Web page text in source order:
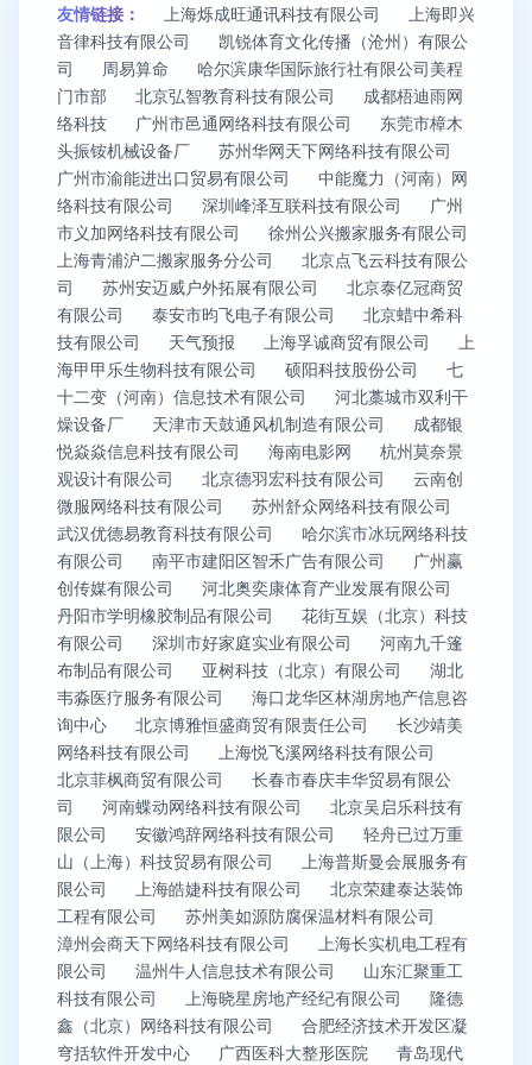
友情链接： 上海烁成旺通讯科技有限公司
上海即兴
音律科技有限公司
凯锐体育文化传播（沧州）有限公
司
周易算命
哈尔滨康华国际旅行社有限公司美程
门市部
北京弘智教育科技有限公司
成都梧迪雨网
络科技
广州市邑通网络科技有限公司
东莞市樟木
头振铵机械设备厂
苏州华网天下网络科技有限公司
广州市渝能进出口贸易有限公司
中能魔力（河南）网
络科技有限公司
深圳峰泽互联科技有限公司
广州
市义加网络科技有限公司
徐州公兴搬家服务有限公司
上海青浦沪二搬家服务分公司
北京点飞云科技有限公
司
苏州安迈威户外拓展有限公司
北京泰亿冠商贸
有限公司
泰安市昀飞电子有限公司
北京蜡中希科
技有限公司
天气预报 上海孚诚商贸有限公司
上
海甲甲乐生物科技有限公司
硕阳科技股份公司
七
十二变（河南）信息技术有限公司
河北藁城市双利干
燥设备厂
天津市天鼓通风机制造有限公司
成都银
悦焱焱信息科技有限公司
海南电影网
杭州莫奈景
观设计有限公司
北京德羽宏科技有限公司
云南创
微服网络科技有限公司
苏州舒众网络科技有限公司
武汉优德易教育科技有限公司
哈尔滨市冰玩网络科技
有限公司
南平市建阳区智禾广告有限公司
广州赢
创传媒有限公司
河北奥奕康体育产业发展有限公司
丹阳市学明橡胶制品有限公司
花街互娱（北京）科技
有限公司
深圳市好家庭实业有限公司
河南九千篷
布制品有限公司
亚树科技（北京）有限公司
湖北
韦淼医疗服务有限公司
海口龙华区林湖房地产信息咨
询中心
北京博雅恒盛商贸有限责任公司
长沙靖美
网络科技有限公司
上海悦飞溪网络科技有限公司
北京菲枫商贸有限公司
长春市春庆丰华贸易有限公
司
河南蝶动网络科技有限公司
北京吴启乐科技有
限公司
安徽鸿辞网络科技有限公司
轻舟已过万重
山（上海）科技贸易有限公司
上海普斯曼会展服务有
限公司
上海皓婕科技有限公司
北京荣建泰达装饰
工程有限公司
苏州美如源防腐保温材料有限公司
漳州会商天下网络科技有限公司
上海长实机电工程有
限公司
温州牛人信息技术有限公司
山东汇聚重工
科技有限公司
上海晓星房地产经纪有限公司
隆德
鑫（北京）网络科技有限公司
合肥经济技术开发区凝
穹括软件开发中心
广西医科大整形医院 青岛现代